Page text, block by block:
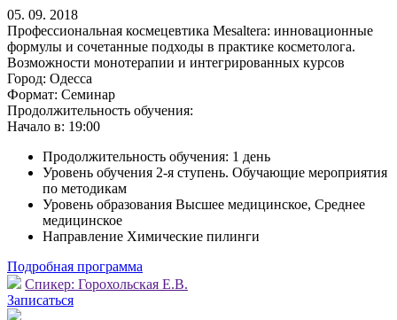
05. 09. 2018
Профессиональная космецевтика Mesaltera: инновационные
формулы и сочетанные подходы в практике косметолога.
Возможности монотерапии и интегрированных курсов
Город: Одесса
Формат: Семинар
Продолжительность обучения:
Начало в: 19:00
Продолжительность обучения: 1 день
Уровень обучения 2-я ступень. Обучающие мероприятия
по методикам
Уровень образования Высшее медицинское, Среднее
медицинское
Направление Химические пилинги
Подробная программа
Спикер: Горохольская Е.В.
Записаться